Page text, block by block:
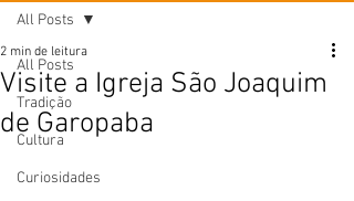
All Posts
Tradição
Cultura
Curiosidades
All Posts
Visite a Igreja São Joaquim
de Garopaba
2 min de leitura